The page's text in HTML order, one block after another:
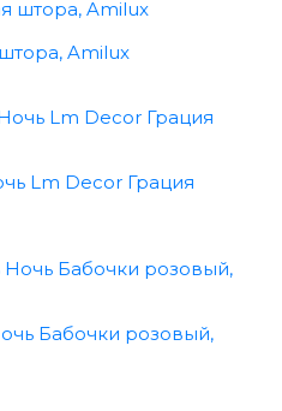
Amilux
Lm Decor Грация
Бабочки розовый,